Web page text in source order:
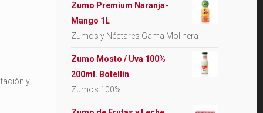
y
Zumo Premium Naranja-
Mango 1L
Zumos y Néctares Gama Molinera
Zumo Mosto / Uva 100%
200ml. Botellín
Zumos 100%